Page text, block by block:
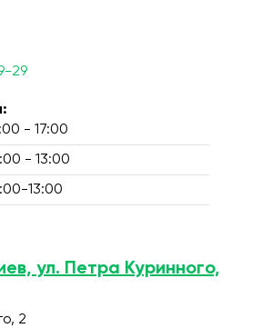
29
- 17:00
- 13:00
13:00
ул. Петра Куринного,
2